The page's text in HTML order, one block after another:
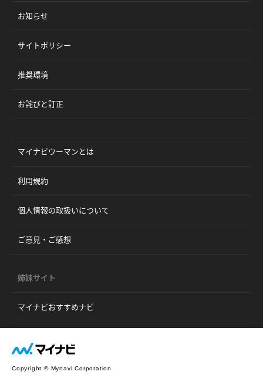
お知らせ
サイトポリシー
推奨環境
お詫びと訂正
マイナビウーマンとは
利用規約
個人情報の取扱いについて
ご意見・ご感想
姉妹サイト
マイナビおすすめナビ
Copyright © Mynavi Corporation